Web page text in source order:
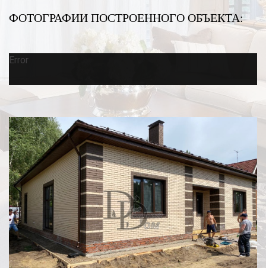
ФОТОГРАФИИ ПОСТРОЕННОГО ОБЪЕКТА:
Error